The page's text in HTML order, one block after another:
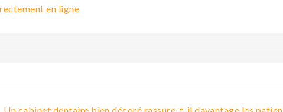
en ligne